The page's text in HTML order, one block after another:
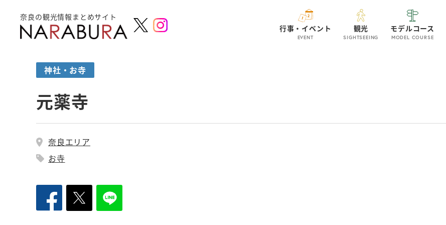
奈良の観光情報まとめサイト
行事・イベント
EVENT
観光
SIGHTSEEING
モデルコース
MODEL COURSE
神社・お寺
元薬寺
奈良エリア
お寺